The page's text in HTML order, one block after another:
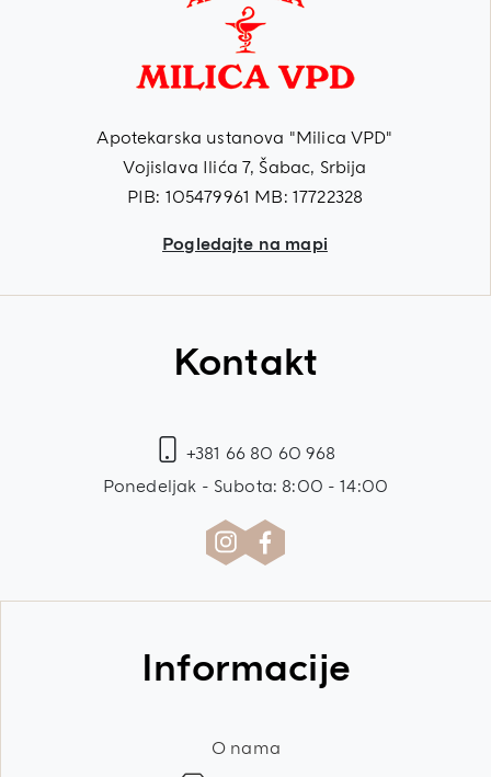
Apotekarska ustanova "Milica VPD"
Vojislava Ilića 7, Šabac, Srbija
PIB: 105479961 MB: 17722328
Pogledajte na mapi
Kontakt
+381 66 80 60 968
Ponedeljak - Subota: 8:00 - 14:00
Informacije
O nama